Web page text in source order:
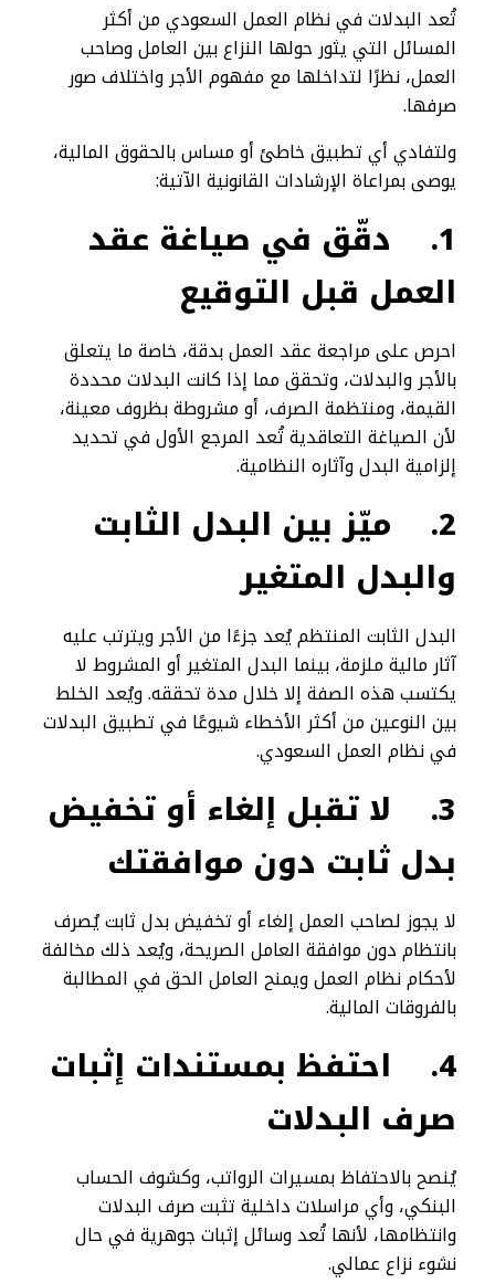
تُعد البدلات في نظام العمل السعودي من أكثر
المسائل التي يثور حولها النزاع بين العامل وصاحب
العمل، نظرًا لتداخلها مع مفهوم الأجر واختلاف صور
صرفها.
ولتفادي أي تطبيق خاطئ أو مساس بالحقوق المالية،
يوصى بمراعاة الإرشادات القانونية الآتية:
1.
دقّق في صياغة عقد
العمل قبل التوقيع
احرص على مراجعة عقد العمل بدقة، خاصة ما يتعلق
بالأجر والبدلات، وتحقق مما إذا كانت البدلات محددة
القيمة، ومنتظمة الصرف، أو مشروطة بظروف معينة،
لأن الصياغة التعاقدية تُعد المرجع الأول في تحديد
إلزامية البدل وآثاره النظامية.
2.
ميّز بين البدل الثابت
والبدل المتغير
البدل الثابت المنتظم يُعد جزءًا من الأجر ويترتب عليه
آثار مالية ملزمة، بينما البدل المتغير أو المشروط لا
يكتسب هذه الصفة إلا خلال مدة تحققه. ويُعد الخلط
بين النوعين من أكثر الأخطاء شيوعًا في تطبيق البدلات
في نظام العمل السعودي.
3.
لا تقبل إلغاء أو تخفيض
بدل ثابت دون موافقتك
لا يجوز لصاحب العمل إلغاء أو تخفيض بدل ثابت يُصرف
بانتظام دون موافقة العامل الصريحة، ويُعد ذلك مخالفة
لأحكام نظام العمل ويمنح العامل الحق في المطالبة
بالفروقات المالية.
4.
احتفظ بمستندات إثبات
صرف البدلات
يُنصح بالاحتفاظ بمسيرات الرواتب، وكشوف الحساب
البنكي، وأي مراسلات داخلية تثبت صرف البدلات
وانتظامها، لأنها تُعد وسائل إثبات جوهرية في حال
نشوء نزاع عمالي.